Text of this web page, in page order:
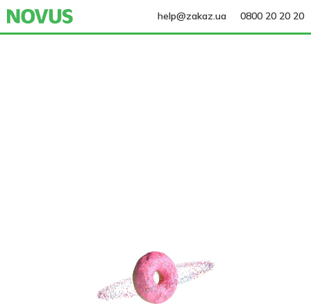
help@zakaz.ua 0800 20 20 20